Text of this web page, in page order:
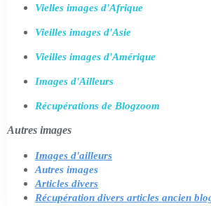
Vielles images d'Afrique
Vieilles images d'Asie
Vieilles images d'Amérique
Images d'Ailleurs
Récupérations de Blogzoom
Autres images
Images d'ailleurs
Autres images
Articles divers
Récupération divers articles ancien